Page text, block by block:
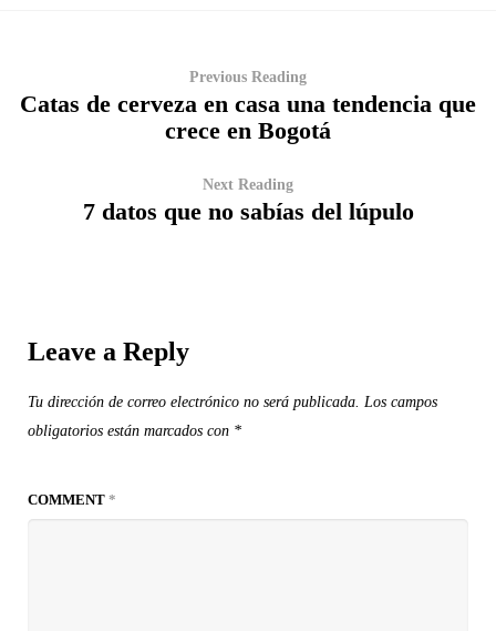
Previous Reading
Catas de cerveza en casa una tendencia que
crece en Bogotá
Next Reading
7 datos que no sabías del lúpulo
Leave a Reply
Tu dirección de correo electrónico no será publicada. Los campos
obligatorios están marcados con *
COMMENT *